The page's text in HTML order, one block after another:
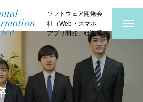
ソフトウェア開発会
社（Web・スマホ
アプリ開発、組込系
ソフトウェア開発）